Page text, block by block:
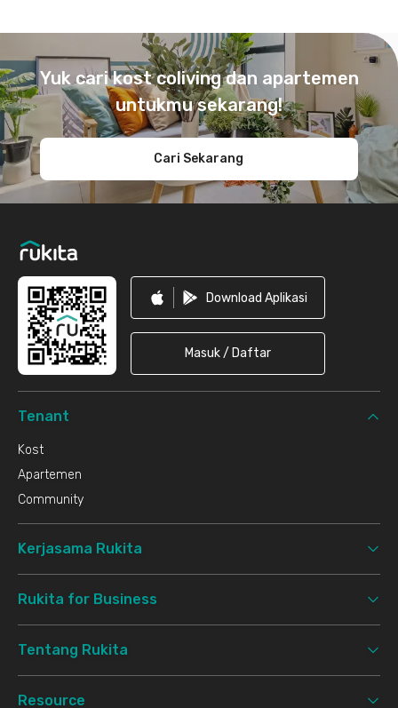
Yuk cari kost coliving dan apartemen
untukmu sekarang!
Cari Sekarang
Download Aplikasi
Masuk / Daftar
Tenant
Kost
Apartemen
Community
Kerjasama Rukita
Rukita for Business
Tentang Rukita
Resource